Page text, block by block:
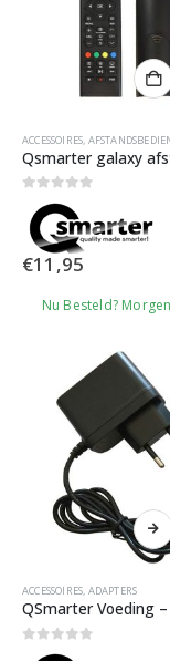
ACCESSOIRES,
out of 5
€11,95
Nu Besteld?
Dit
heeft
ACCESSOIRES, ADAPTERS
out of 5